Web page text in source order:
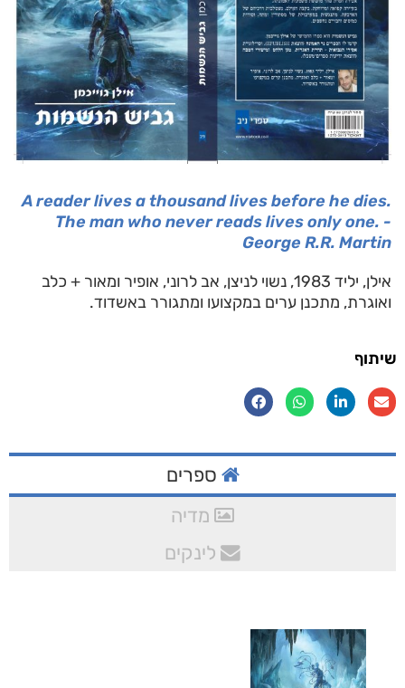
A reader lives a thousand lives before he dies.
The man who never reads lives only one. -
George R.R. Martin
אילן, יליד 1983, נשוי לניצן, אב לרוני, אופיר ומאור + כלב
ואוגרת, מתכנן ערים במקצועו ומתגורר באשדוד.
שיתוף
ספרים
מדיה
לינקים